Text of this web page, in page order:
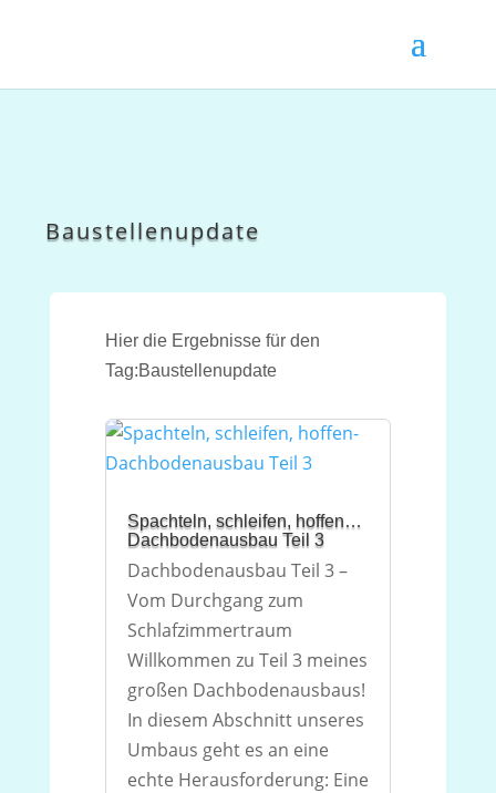
Baustellenupdate
Hier die Ergebnisse für den
Tag:Baustellenupdate
Spachteln, schleifen, hoffen…
Dachbodenausbau Teil 3
Dachbodenausbau Teil 3 –
Vom Durchgang zum
Schlafzimmertraum
Willkommen zu Teil 3 meines
großen Dachbodenausbaus!
In diesem Abschnitt unseres
Umbaus geht es an eine
echte Herausforderung: Eine